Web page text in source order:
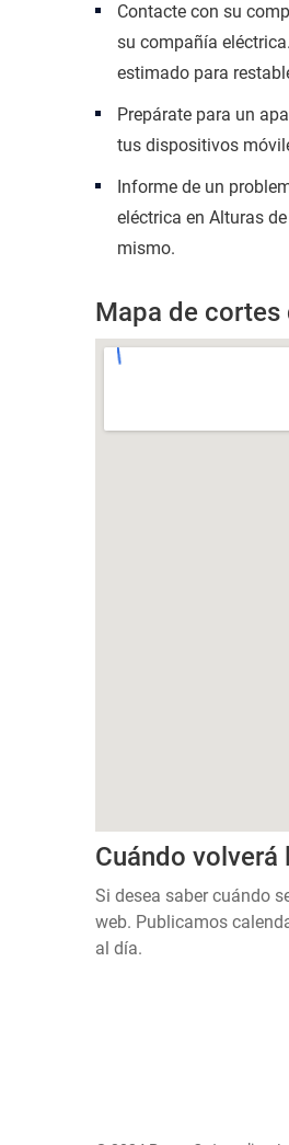
Contacte con su
su compañía
estimado para
Prepárate para un
tus dispositivos
Informe de un
eléctrica en Alturas
mismo.
Mapa de cortes
Cuándo volverá
Si desea saber cuándo
web. Publicamos
al día.